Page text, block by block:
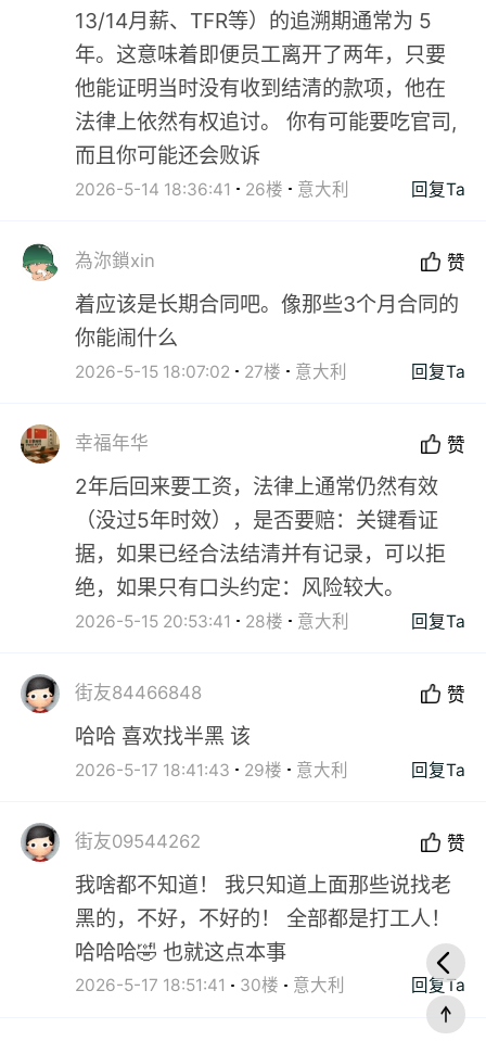
13/14月薪、TFR等）的追溯期通常为 5
年。这意味着即便员工离开了两年，只要
他能证明当时没有收到结清的款项，他在
法律上依然有权追讨。 你有可能要吃官司,
而且你可能还会败诉
2026-5-14 18:36:41 26楼 意大利 回复Ta
為沵鎖xin 赞
着应该是长期合同吧。像那些3个月合同的
你能闹什么
2026-5-15 18:07:02 27楼 意大利 回复Ta
幸福年华 赞
2年后回来要工资，法律上通常仍然有效
（没过5年时效），是否要赔：关键看证
据，如果已经合法结清并有记录，可以拒
绝，如果只有口头约定：风险较大。
2026-5-15 20:53:41 28楼 意大利 回复Ta
街友84466848 赞
哈哈 喜欢找半黑 该
2026-5-17 18:41:43 29楼 意大利 回复Ta
街友09544262 赞
我啥都不知道！ 我只知道上面那些说找老
黑的，不好，不好的！ 全部都是打工人！
哈哈哈🤣 也就这点本事
2026-5-17 18:51:41 30楼 意大利 回复Ta